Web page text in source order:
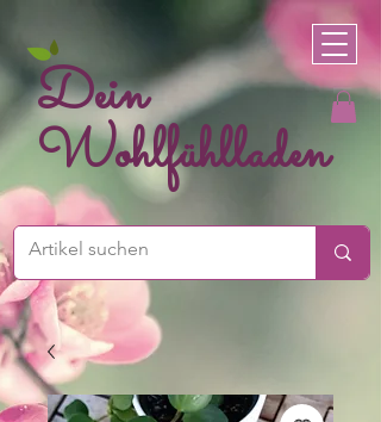
Dein
Wohlfühlladen